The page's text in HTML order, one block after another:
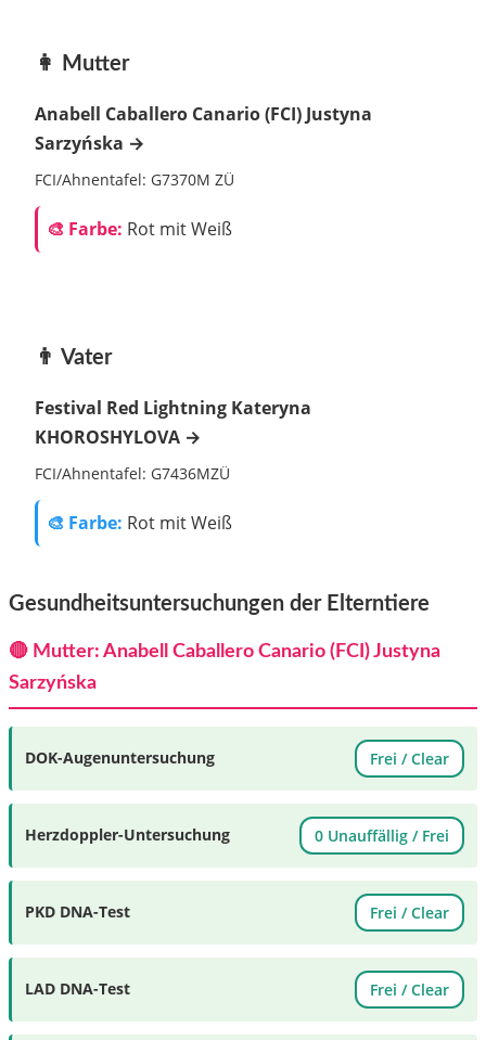
👩 Mutter
Anabell Caballero Canario (FCI) Justyna
Sarzyńska →
FCI/Ahnentafel: G7370M ZÜ
🎨 Farbe: Rot mit Weiß
👨 Vater
Festival Red Lightning Kateryna
KHOROSHYLOVA →
FCI/Ahnentafel: G7436MZÜ
🎨 Farbe: Rot mit Weiß
Gesundheitsuntersuchungen der Elterntiere
🔴 Mutter: Anabell Caballero Canario (FCI) Justyna
Sarzyńska
DOK-Augenuntersuchung Frei / Clear
Herzdoppler-Untersuchung 0 Unauffällig / Frei
PKD DNA-Test Frei / Clear
LAD DNA-Test Frei / Clear